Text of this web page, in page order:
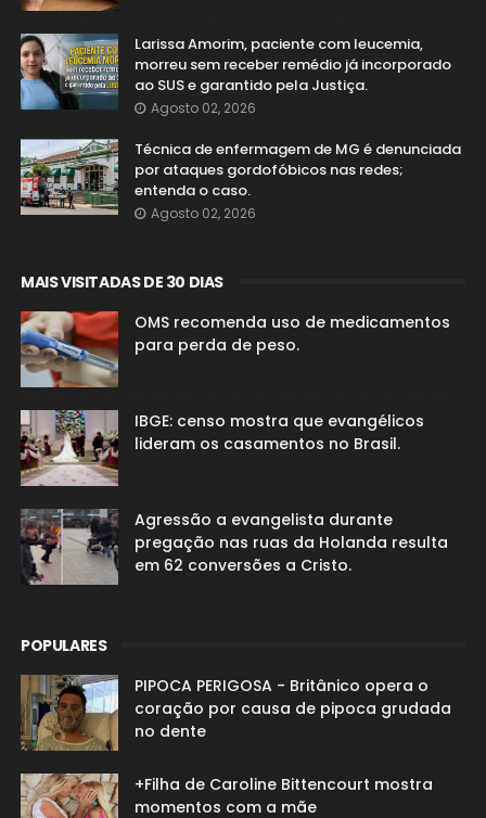
Larissa Amorim, paciente com leucemia,
morreu sem receber remédio já incorporado
ao SUS e garantido pela Justiça.
Agosto 02, 2026
Técnica de enfermagem de MG é denunciada
por ataques gordofóbicos nas redes;
entenda o caso.
Agosto 02, 2026
MAIS VISITADAS DE 30 DIAS
OMS recomenda uso de medicamentos
para perda de peso.
IBGE: censo mostra que evangélicos
lideram os casamentos no Brasil.
Agressão a evangelista durante
pregação nas ruas da Holanda resulta
em 62 conversões a Cristo.
POPULARES
PIPOCA PERIGOSA - Britânico opera o
coração por causa de pipoca grudada
no dente
+Filha de Caroline Bittencourt mostra
momentos com a mãe